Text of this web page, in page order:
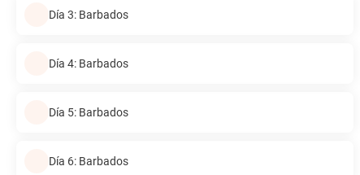
Día 3: Barbados
Día 4: Barbados
Día 5: Barbados
Día 6: Barbados